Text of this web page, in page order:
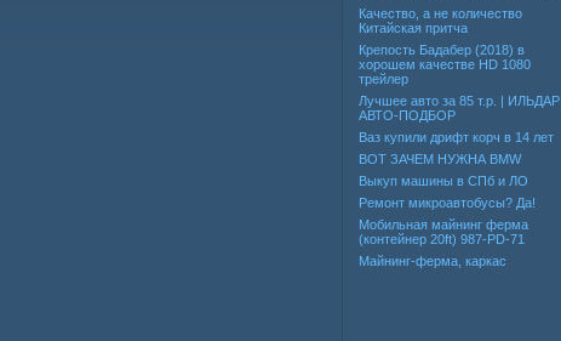
Качество, а не количество
Китайская притча
Крепость Бадабер (2018) в
хорошем качестве HD 1080
трейлер
Лучшее авто за 85 т.р. | ИЛЬДАР
АВТО-ПОДБОР
Ваз купили дрифт корч в 14 лет
ВОТ ЗАЧЕМ НУЖНА BMW
Выкуп машины в СПб и ЛО
Ремонт микроавтобусы? Да!
Мобильная майнинг ферма
(контейнер 20ft) 987-PD-71
Майнинг-ферма, каркас